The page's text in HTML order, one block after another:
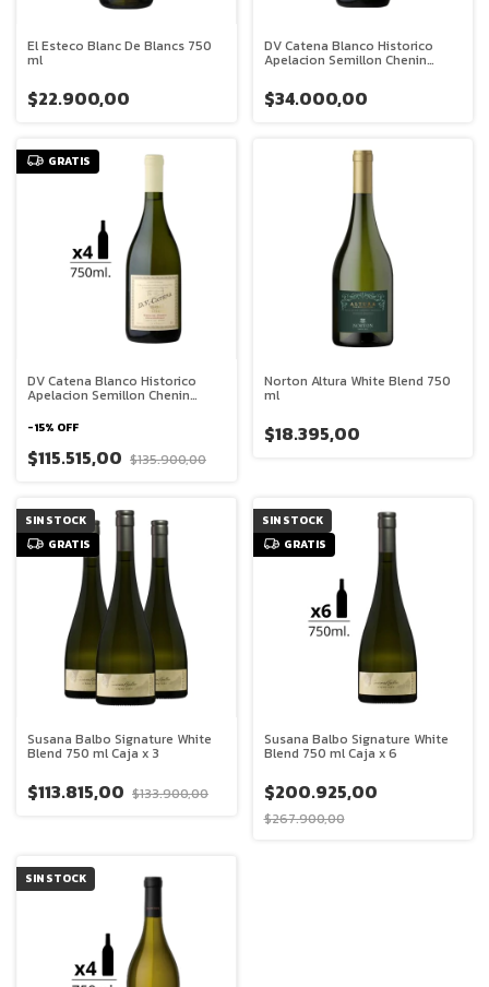
El Esteco Blanc De Blancs 750
ml
$22.900,00
DV Catena Blanco Historico
Apelacion Semillon Chenin
$34.000,00
GRATIS
DV Catena Blanco Historico
Apelacion Semillon Chenin
-15% OFF
$115.515,00 $135.900,00
Norton Altura White Blend 750
ml
$18.395,00
SIN STOCK
GRATIS
Susana Balbo Signature White
Blend 750 ml Caja x 3
$113.815,00 $133.900,00
SIN STOCK
GRATIS
Susana Balbo Signature White
Blend 750 ml Caja x 6
$200.925,00
$267.900,00
SIN STOCK